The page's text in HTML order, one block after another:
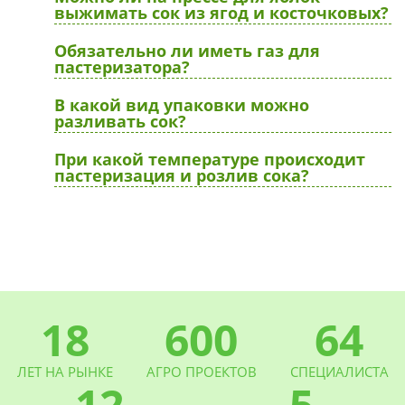
выжимать сок из ягод и косточковых?
Обязательно ли иметь газ для
пастеризатора?
В какой вид упаковки можно
разливать сок?
При какой температуре происходит
пастеризация и розлив сока?
18
ЛЕТ НА РЫНКЕ
600
АГРО ПРОЕКТОВ
64
СПЕЦИАЛИСТА